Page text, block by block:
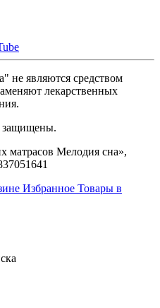
не являются средством
лекарственных
защищены.
матрасов Мелодия сна»,
Избранное Товары в